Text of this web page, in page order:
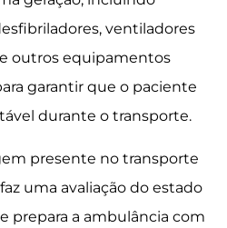
ventiladores
outros equipamentos
garantir que o paciente
durante o transporte.
presente no transporte
uma avaliação do estado
prepara a ambulância com